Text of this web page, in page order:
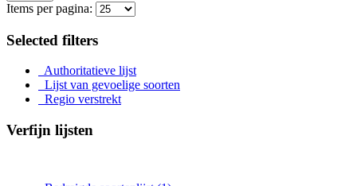
Items per pagina:
Selected filters
Authoritatieve lijst
Lijst van gevoelige soorten
Regio verstrekt
Verfijn lijsten